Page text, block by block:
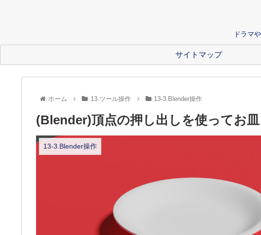
ドラマ
サイトマップ
ホーム 13.ツール操作 13-3.Blender操作
(Blender)頂点の押し出しを使ってお皿
13-3.Blender操作